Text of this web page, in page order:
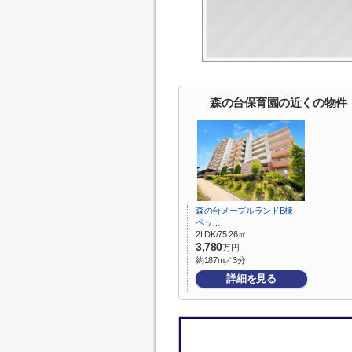
森の台保育園の近くの物件
森の台メープルランドB棟
ペッ…
2LDK/75.26㎡
3,780万円
約187m／3分
詳細を見る